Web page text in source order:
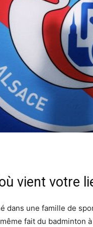
vient votre
dans une famille de
fait du badminton